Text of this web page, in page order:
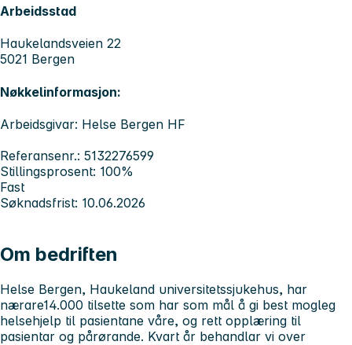
Arbeidsstad
Haukelandsveien 22
5021 Bergen
Nøkkelinformasjon:
Arbeidsgivar: Helse Bergen HF
Referansenr.: 5132276599
Stillingsprosent: 100%
Fast
Søknadsfrist: 10.06.2026
Om bedriften
Helse Bergen, Haukeland universitetssjukehus, har
nærare14.000 tilsette som har som mål å gi best mogleg
helsehjelp til pasientane våre, og rett opplæring til
pasientar og pårørande. Kvart år behandlar vi over